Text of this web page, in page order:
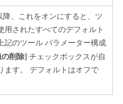
降、これをオンにすると、ツ
用されたすべてのデフォルト
記のツール パラメーター構成
削除] チェックボックスが自
ます。 デフォルトはオフで